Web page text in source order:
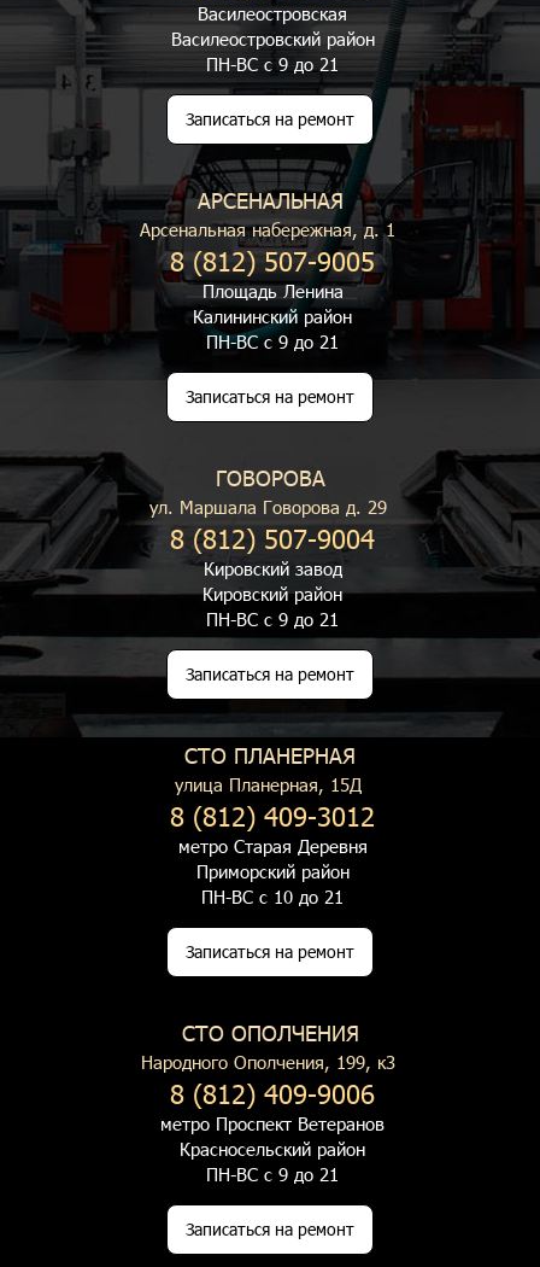
Василеостровская
Василеостровский район
ПН-ВС с 9 до 21
Записаться на ремонт
АРСЕНАЛЬНАЯ
Арсенальная набережная, д. 1
8 (812) 507-9005
Площадь Ленина
Калининский район
ПН-ВС с 9 до 21
Записаться на ремонт
ГОВОРОВА
ул. Маршала Говорова д. 29
8 (812) 507-9004
Кировский завод
Кировский район
ПН-ВС с 9 до 21
Записаться на ремонт
СТО ПЛАНЕРНАЯ
улица Планерная, 15Д
8 (812) 409-3012
метро Старая Деревня
Приморский район
ПН-ВС с 10 до 21
Записаться на ремонт
СТО ОПОЛЧЕНИЯ
Народного Ополчения, 199, к3
8 (812) 409-9006
метро Проспект Ветеранов
Красносельский район
ПН-ВС с 9 до 21
Записаться на ремонт